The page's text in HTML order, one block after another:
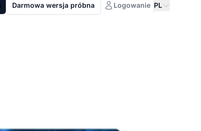
Darmowa wersja próbna Logowanie PL